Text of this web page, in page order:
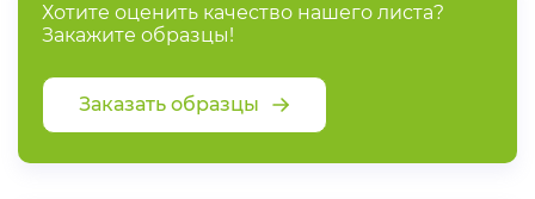
Хотите оценить качество нашего листа?
Закажите образцы!
Заказать образцы